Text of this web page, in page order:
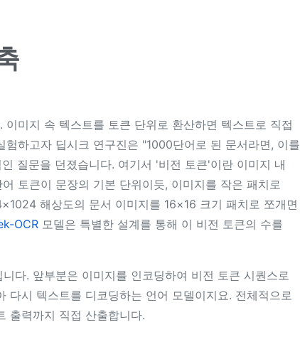
미지 속 텍스트를 토큰 단위로 환산하면 텍스트로 직접
하고자 딥시크 연구진은 "1000단어로 된 문서라면, 이를
질문을 던졌습니다. 여기서 '비전 토큰'이란 이미지 내
토큰이 문장의 기본 단위이듯, 이미지를 작은 패치로
해상도의 문서 이미지를 16×16 크기 패치로 쪼개면
OCR 모델은 특별한 설계를 통해 이 비전 토큰의 수를
다. 앞부분은 이미지를 인코딩하여 비전 토큰 시퀀스로
다시 텍스트를 디코딩하는 언어 모델이지요. 전체적으로
출력까지 직접 산출합니다.